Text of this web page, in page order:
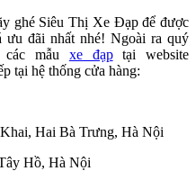
ghé Siêu Thị Xe Đạp để được
đãi nhất nhé! Ngoài ra quý
các mẫu xe đạptại website
tại hệ thống cửa hàng:
Hai Bà Trưng, Hà Nội
Hồ, Hà Nội